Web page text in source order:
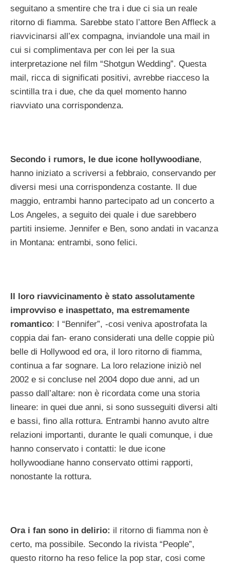
seguitano a smentire che tra i due ci sia un reale
ritorno di fiamma. Sarebbe stato l’attore Ben Affleck a
riavvicinarsi all’ex compagna, inviandole una mail in
cui si complimentava per con lei per la sua
interpretazione nel film “Shotgun Wedding”. Questa
mail, ricca di significati positivi, avrebbe riacceso la
scintilla tra i due, che da quel momento hanno
riavviato una corrispondenza.
Secondo i rumors, le due icone hollywoodiane,
hanno iniziato a scriversi a febbraio, conservando per
diversi mesi una corrispondenza costante. Il due
maggio, entrambi hanno partecipato ad un concerto a
Los Angeles, a seguito dei quale i due sarebbero
partiti insieme. Jennifer e Ben, sono andati in vacanza
in Montana: entrambi, sono felici.
Il loro riavvicinamento è stato assolutamente
improvviso e inaspettato, ma estremamente
romantico: I “Bennifer”, -cosi veniva apostrofata la
coppia dai fan- erano considerati una delle coppie più
belle di Hollywood ed ora, il loro ritorno di fiamma,
continua a far sognare. La loro relazione iniziò nel
2002 e si concluse nel 2004 dopo due anni, ad un
passo dall’altare: non è ricordata come una storia
lineare: in quei due anni, si sono susseguiti diversi alti
e bassi, fino alla rottura. Entrambi hanno avuto altre
relazioni importanti, durante le quali comunque, i due
hanno conservato i contatti: le due icone
hollywoodiane hanno conservato ottimi rapporti,
nonostante la rottura.
Ora i fan sono in delirio: il ritorno di fiamma non è
certo, ma possibile. Secondo la rivista “People”,
questo ritorno ha reso felice la pop star, cosi come